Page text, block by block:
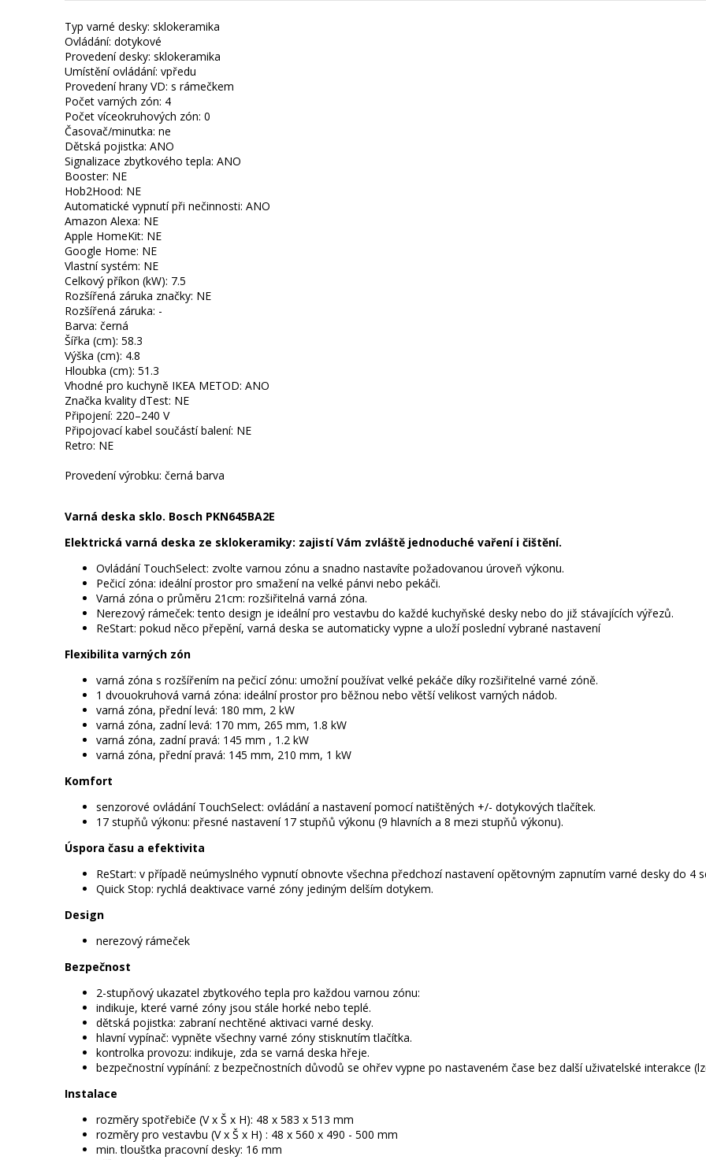
Typ varné desky: sklokeramika
Ovládání: dotykové
Provedení desky: sklokeramika
Umístění ovládání: vpředu
Provedení hrany VD: s rámečkem
Počet varných zón: 4
Počet víceokruhových zón: 0
Časovač/minutka: ne
Dětská pojistka: ANO
Signalizace zbytkového tepla: ANO
Booster: NE
Hob2Hood: NE
Automatické vypnutí při nečinnosti: ANO
Amazon Alexa: NE
Apple HomeKit: NE
Google Home: NE
Vlastní systém: NE
Celkový příkon (kW): 7.5
Rozšířená záruka značky: NE
Rozšířená záruka: -
Barva: černá
Šířka (cm): 58.3
Výška (cm): 4.8
Hloubka (cm): 51.3
Vhodné pro kuchyně IKEA METOD: ANO
Značka kvality dTest: NE
Připojení: 220–240 V
Připojovací kabel součástí balení: NE
Retro: NE
Provedení výrobku: černá barva
Varná deska sklo. Bosch PKN645BA2E
Elektrická varná deska ze sklokeramiky: zajistí Vám zvláště jednoduché vaření i čištění.
Ovládání TouchSelect: zvolte varnou zónu a snadno nastavíte požadovanou úroveň výkonu.
Pečicí zóna: ideální prostor pro smažení na velké pánvi nebo pekáči.
Varná zóna o průměru 21cm: rozšiřitelná varná zóna.
Nerezový rámeček: tento design je ideální pro vestavbu do každé kuchyňské desky nebo do již stávajících výřezů.
ReStart: pokud něco přepění, varná deska se automaticky vypne a uloží poslední vybrané nastavení
Flexibilita varných zón
varná zóna s rozšířením na pečicí zónu: umožní používat velké pekáče díky rozšiřitelné varné zóně.
1 dvouokruhová varná zóna: ideální prostor pro běžnou nebo větší velikost varných nádob.
varná zóna, přední levá: 180 mm, 2 kW
varná zóna, zadní levá: 170 mm, 265 mm, 1.8 kW
varná zóna, zadní pravá: 145 mm , 1.2 kW
varná zóna, přední pravá: 145 mm, 210 mm, 1 kW
Komfort
senzorové ovládání TouchSelect: ovládání a nastavení pomocí natištěných +/- dotykových tlačítek.
17 stupňů výkonu: přesné nastavení 17 stupňů výkonu (9 hlavních a 8 mezi stupňů výkonu).
Úspora času a efektivita
ReStart: v případě neúmyslného vypnutí obnovte všechna předchozí nastavení opětovným zapnutím varné desky do 4
Quick Stop: rychlá deaktivace varné zóny jediným delším dotykem.
Design
nerezový rámeček
Bezpečnost
2-stupňový ukazatel zbytkového tepla pro každou varnou zónu:
indikuje, které varné zóny jsou stále horké nebo teplé.
dětská pojistka: zabraní nechtěné aktivaci varné desky.
hlavní vypínač: vypněte všechny varné zóny stisknutím tlačítka.
kontrolka provozu: indikuje, zda se varná deska hřeje.
bezpečnostní vypínání: z bezpečnostních důvodů se ohřev vypne po nastaveném čase bez další uživatelské interakce
Instalace
rozměry spotřebiče (V x Š x H): 48 x 583 x 513 mm
rozměry pro vestavbu (V x Š x H) : 48 x 560 x 490 - 500 mm
min. tloušťka pracovní desky: 16 mm